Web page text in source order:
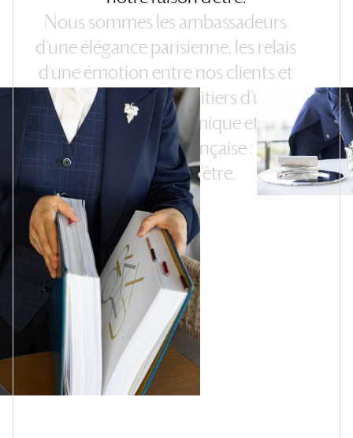
Nous sommes les ambassadeurs
d'uneéléganceparisienne, les relais
d'uneémotion entrenos clients et
nos artisans,leshéritiers d'un
patrimoine
gastronomiqueet d'un
art
de recevoir àla française:voilà
notre
raisond'être.